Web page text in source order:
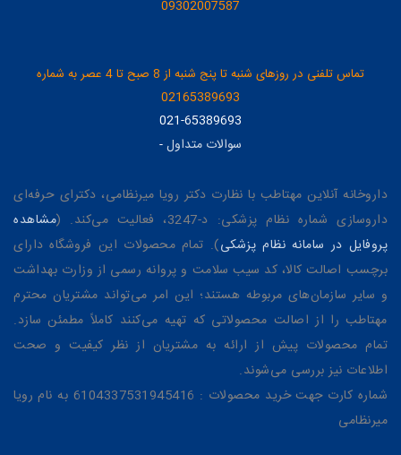
09302007587
تماس تلفنی در روزهای شنبه تا پنج شنبه از 8 صبح تا 4 عصر به شماره
02165389693
021-65389693
سوالات متداول-
داروخانه آنلاین مهتاطب با نظارت دکتر رویا میرنظامی، دکترای حرفه‌ای
داروسازی شماره نظام پزشکی: د-3247، فعالیت می‌کند. (
مشاهده
پروفایل در سامانه نظام پزشکی). تمام محصولات این فروشگاه دارای
برچسب اصالت کالا، کد سیب سلامت و پروانه رسمی از وزارت بهداشت
و سایر سازمان‌های مربوطه هستند؛ این امر می‌تواند مشتریان محترم
مهتاطب را از اصالت محصولاتی که تهیه می‌کنند کاملاً مطمئن سازد.
تمام محصولات پیش از ارائه به مشتریان از نظر کیفیت و صحت
اطلاعات نیز بررسی می‌شوند.
شماره کارت جهت خرید محصولات : 6104337531945416 به نام رویا
میرنظامی